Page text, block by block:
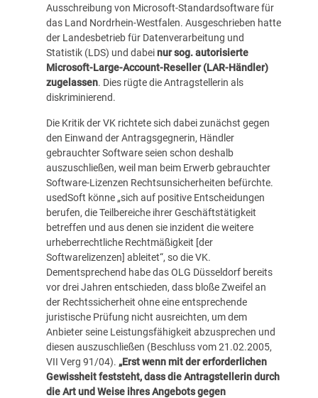
Ausschreibung von Microsoft-Standardsoftware für
das Land Nordrhein-Westfalen. Ausgeschrieben hatte
der Landesbetrieb für Datenverarbeitung und
Statistik (LDS) und dabeinur sog. autorisierte
Microsoft-Large-Account-Reseller (LAR-Händler)
zugelassen. Dies rügte die Antragstellerin als
diskriminierend.
Die Kritik der VK richtete sich dabei zunächst gegen
den Einwand der Antragsgegnerin, Händler
gebrauchter Software seien schon deshalb
auszuschließen, weil man beim Erwerb gebrauchter
Software-Lizenzen Rechtsunsicherheiten befürchte.
usedSoft könne „sich auf positive Entscheidungen
berufen, die Teilbereiche ihrer Geschäftstätigkeit
betreffen und aus denen sie inzident die weitere
urheberrechtliche Rechtmäßigkeit [der
Softwarelizenzen] ableitet“, so die VK.
Dementsprechend habe das OLG Düsseldorf bereits
vor drei Jahren entschieden, dass bloße Zweifel an
der Rechtssicherheit ohne eine entsprechende
juristische Prüfung nicht ausreichten, um dem
Anbieter seine Leistungsfähigkeit abzusprechen und
diesen auszuschließen (Beschluss vom 21.02.2005,
VII Verg 91/04). „Erst wenn mit der erforderlichen
Gewissheit feststeht, dass die Antragstellerin durch
die Art und Weise ihres Angebots gegen